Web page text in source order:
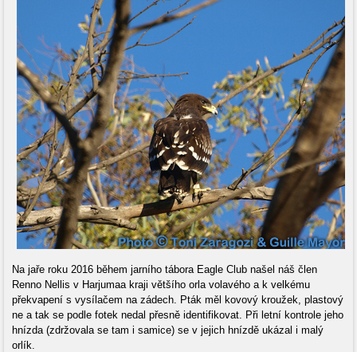
Na jaře roku 2016 během jarního tábora Eagle Club našel náš člen
Renno Nellis v Harjumaa kraji většího orla volavého a k velkému
překvapení s vysílačem na zádech. Pták měl kovový kroužek, plastový
ne a tak se podle fotek nedal přesně identifikovat. Při letní kontrole jeho
hnízda (zdržovala se tam i samice) se v jejich hnízdě ukázal i malý
orlík.